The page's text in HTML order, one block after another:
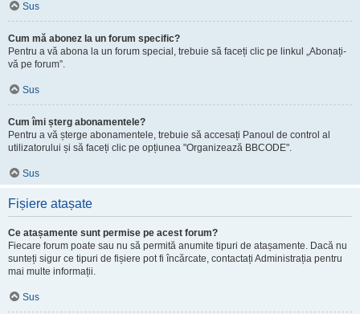
Sus
Cum mă abonez la un forum specific?
Pentru a vă abona la un forum special, trebuie să faceți clic pe linkul „Abonați-
vă pe forum”.
Sus
Cum îmi șterg abonamentele?
Pentru a vă șterge abonamentele, trebuie să accesați Panoul de control al
utilizatorului și să faceți clic pe opțiunea "Organizează BBCODE".
Sus
Fișiere atașate
Ce atașamente sunt permise pe acest forum?
Fiecare forum poate sau nu să permită anumite tipuri de atașamente. Dacă nu
sunteți sigur ce tipuri de fișiere pot fi încărcate, contactați Administrația pentru
mai multe informații.
Sus